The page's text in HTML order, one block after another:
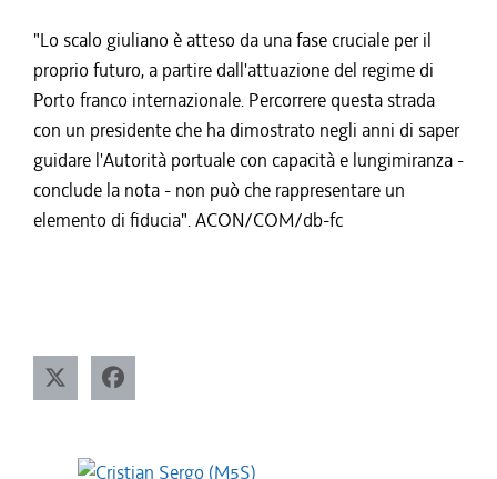
"Lo scalo giuliano è atteso da una fase cruciale per il
proprio futuro, a partire dall'attuazione del regime di
Porto franco internazionale. Percorrere questa strada
con un presidente che ha dimostrato negli anni di saper
guidare l'Autorità portuale con capacità e lungimiranza -
conclude la nota - non può che rappresentare un
elemento di fiducia". ACON/COM/db-fc